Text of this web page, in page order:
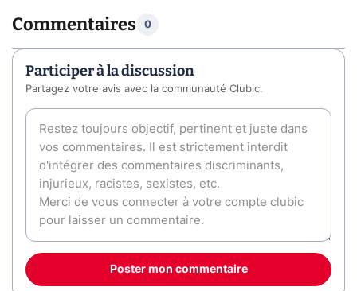
Commentaires 0
Participer à la discussion
Partagez votre avis avec la communauté Clubic.
Poster mon commentaire